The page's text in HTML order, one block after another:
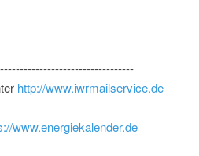
http://www.iwrmailservice.de
www.energiekalender.de